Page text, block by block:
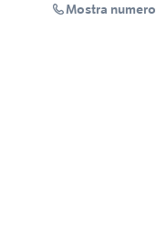
Mostra numero